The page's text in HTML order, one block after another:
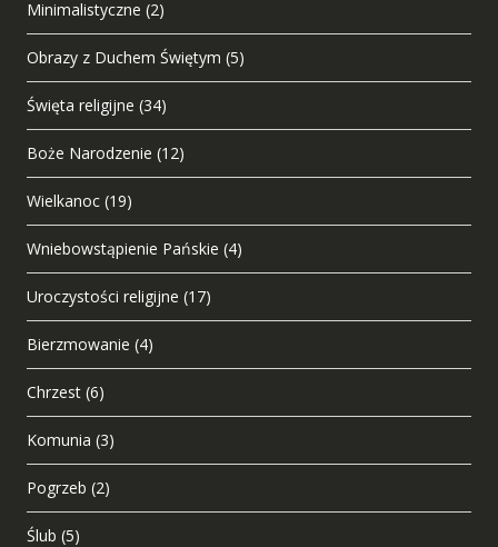
Minimalistyczne (2)
Obrazy z Duchem Świętym (5)
Święta religijne (34)
Boże Narodzenie (12)
Wielkanoc (19)
Wniebowstąpienie Pańskie (4)
Uroczystości religijne (17)
Bierzmowanie (4)
Chrzest (6)
Komunia (3)
Pogrzeb (2)
Ślub (5)